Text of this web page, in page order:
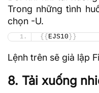
Trong những tình
chọn -U.
{{ EJS10 }}
Lệnh trên sẽ giả lập
8. Tải xuống